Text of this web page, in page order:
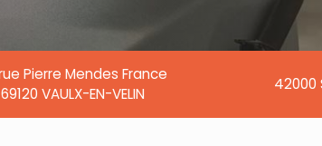
Pierre Mendes France
69120 VAULX-EN-VELIN
42000